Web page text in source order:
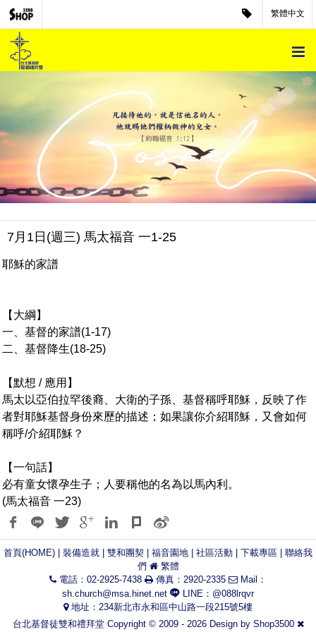
繁體中文
7月1日(週三) 馬太福音 一1-25
耶穌的家譜
【大綱】
一、基督的家譜(1-17)
二、基督降生(18-25)
【默想 / 應用】
馬太以亞伯拉罕後裔、大衛的子孫、基督稱呼耶穌，反映了作
者對耶穌基督身份來歷的描述；如果讓你介紹耶穌，又會如何
稱呼/介紹耶穌？
【一句話】
必有童女懷孕生子；人要稱他的名為以馬內利。‪‬
(馬太福音 一23)
首頁(HOME) 裝備造就 雙和團契 福音園地 社區活動 下載專區
聯絡我
們
繁體
電話：02-2925-7438
傳真：2920-2335
Mail：
sh.church@msa.hinet.net
LINE：@088lrqvr
地址：234新北市永和區中山路一段215號5樓
台北基督徒雙和禮拜堂 Copyright © 2009 - 2026 Design by Shop3500